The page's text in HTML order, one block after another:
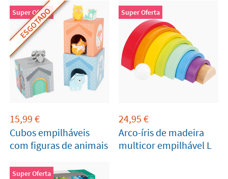
ESGOTADO
Super Oferta
15,99 €
Cubos empilháveis
com figuras de animais
Super Oferta
24,95 €
Arco-íris de madeira
multicor empilhável L
Super Oferta